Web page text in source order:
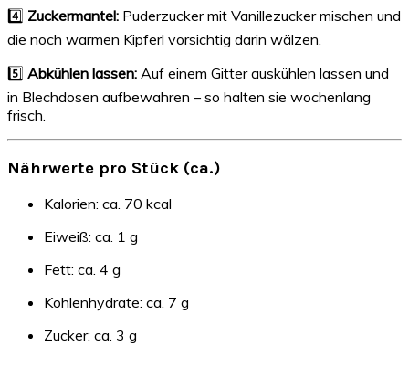
4️⃣ Zuckermantel: Puderzucker mit Vanillezucker mischen und
die noch warmen Kipferl vorsichtig darin wälzen.
5️⃣ Abkühlen lassen: Auf einem Gitter auskühlen lassen und
in Blechdosen aufbewahren – so halten sie wochenlang
frisch.
Nährwerte pro Stück (ca.)
Kalorien: ca. 70 kcal
Eiweiß: ca. 1 g
Fett: ca. 4 g
Kohlenhydrate: ca. 7 g
Zucker: ca. 3 g